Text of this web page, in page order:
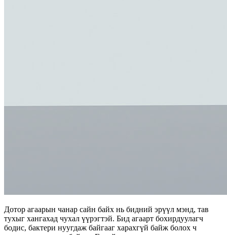
Дотор агаарын чанар сайн байх нь бидний эрүүл мэнд, тав
тухыг хангахад чухал үүрэгтэй. Бид агаарт бохирдуулагч
бодис, бактери нуугдаж байгааг харахгүй байж болох ч